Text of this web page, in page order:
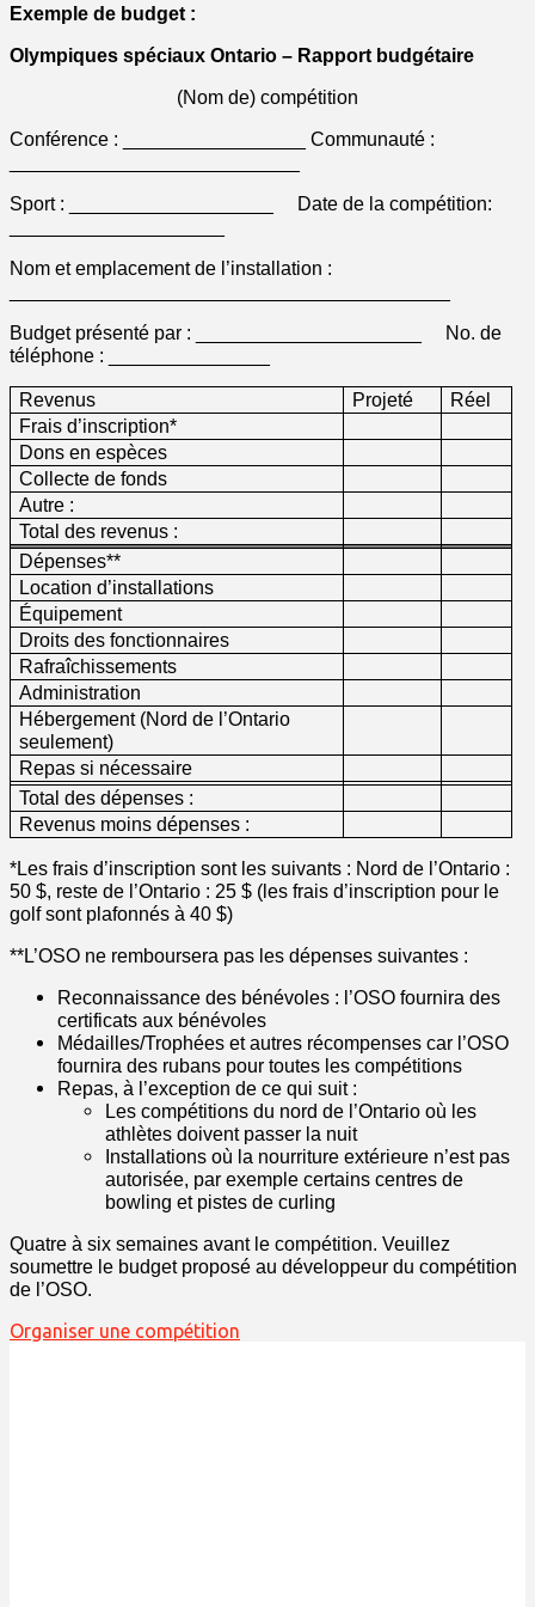
Exemple de budget :
Olympiques spéciaux Ontario – Rapport budgétaire
(Nom de) compétition
Conférence : _________________ Communauté :
Sport : ___________________ Date de la compétition:
Nom et emplacement de l’installation :
Budget présenté par : _____________________ No. de
téléphone : _______________
Revenus Projeté
Réel
Frais d’inscription*
Dons en espèces
Collecte de fonds
Autre :
Total des revenus :
Dépenses**
Location d’installations
Équipement
Droits des fonctionnaires
Rafraîchissements
Administration
Hébergement (Nord de l’Ontario
seulement)
Repas si nécessaire
Total des dépenses :
Revenus moins dépenses :
*Les frais d’inscription sont les suivants : Nord de l’Ontario :
50 $, reste de l’Ontario : 25 $ (les frais d’inscription pour le
golf sont plafonnés à 40 $)
**L’OSO ne remboursera pas les dépenses suivantes :
Reconnaissance des bénévoles : l’OSO fournira des
certificats aux bénévoles
Médailles/Trophées et autres récompenses car l’OSO
fournira des rubans pour toutes les compétitions
Repas, à l’exception de ce qui suit :
Les compétitions du nord de l’Ontario où les
athlètes doivent passer la nuit
Installations où la nourriture extérieure n’est pas
autorisée, par exemple certains centres de
bowling et pistes de curling
Quatre à six semaines avant le compétition. Veuillez
soumettre le budget proposé au développeur du compétition
de l’OSO.
Organiser une compétition